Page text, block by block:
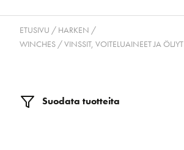
ETUSIVU / HARKEN /
WINCHES / VINSSIT, VOITELUAINEET JA ÖLJYT
Suodata tuotteita